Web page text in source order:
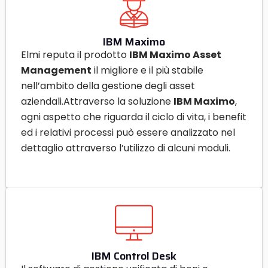
IBM Maximo
Elmi reputa il prodotto IBM Maximo Asset
Management il migliore e il più stabile
nell’ambito della gestione degli asset
aziendali.Attraverso la soluzione IBM Maximo,
ogni aspetto che riguarda il ciclo di vita, i benefit
ed i relativi processi può essere analizzato nel
dettaglio attraverso l’utilizzo di alcuni moduli.
IBM Control Desk